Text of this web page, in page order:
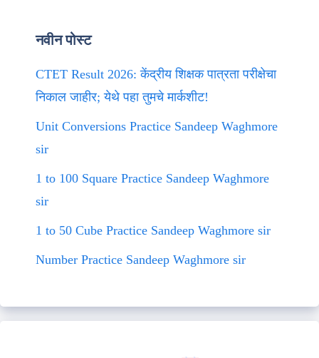
नवीन पोस्ट
CTET Result 2026: केंद्रीय शिक्षक पात्रता परीक्षेचा
निकाल जाहीर; येथे पहा तुमचे मार्कशीट!
Unit Conversions Practice Sandeep Waghmore
sir
1 to 100 Square Practice Sandeep Waghmore
sir
1 to 50 Cube Practice Sandeep Waghmore sir
Number Practice Sandeep Waghmore sir